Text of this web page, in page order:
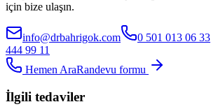
için bize ulaşın.
info@drbahrigok.com 0 501 013 06 33
444 99 11
Hemen AraRandevu formu
İlgili tedaviler